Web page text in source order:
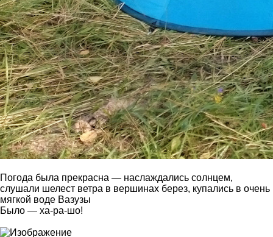
Погода была прекрасна — наслаждались солнцем,
слушали шелест ветра в вершинах берез, купались в очень
мягкой воде Вазузы
Было — ха-ра-шо!